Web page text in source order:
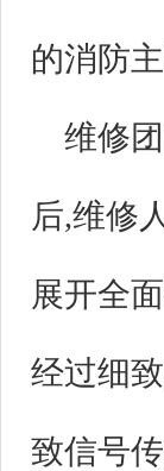
的消防
维修
后,维修
展开全
经过细
致信号